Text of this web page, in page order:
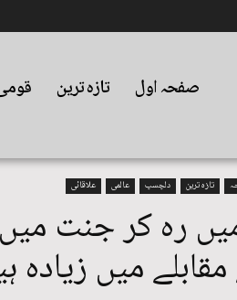
صفحہ اول تازہ ترین
تازہ ترین دلچسپ عالمی علاقائی
رہ کر جنت
میں زیادہ